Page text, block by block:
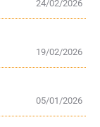
24/02/2026
19/02/2026
05/01/2026